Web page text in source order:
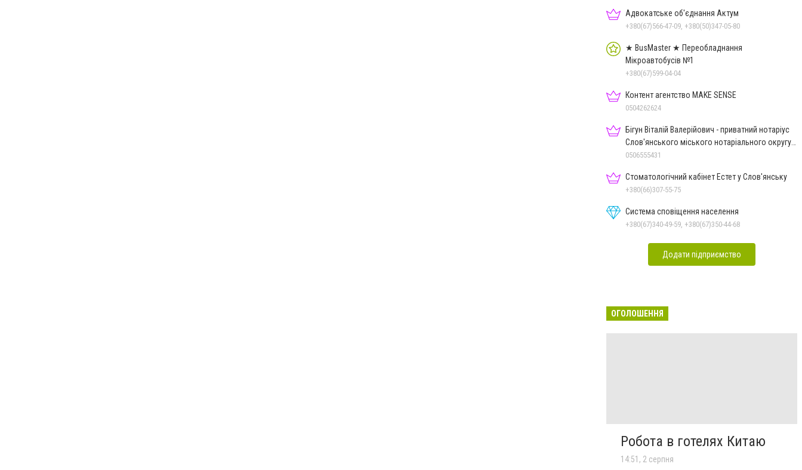
Адвокатське об'єднання Актум
+380(67)566-47-09, +380(50)347-05-80
★ BusMaster ★ Переобладнання
Мікроавтобусів №1
+380(67)599-04-04
Контент агентство MAKE SENSE
0504262624
Бігун Віталій Валерійович - приватний нотаріус
Слов'янського міського нотаріального округу
Дон.обл.
0506555431
Стоматологічний кабінет Естет у Слов'янську
+380(66)307-55-75
Система сповіщення населення
+380(67)340-49-59, +380(67)350-44-68
Додати підприємство
ОГОЛОШЕННЯ
Робота в готелях Китаю
14:51, 2 серпня